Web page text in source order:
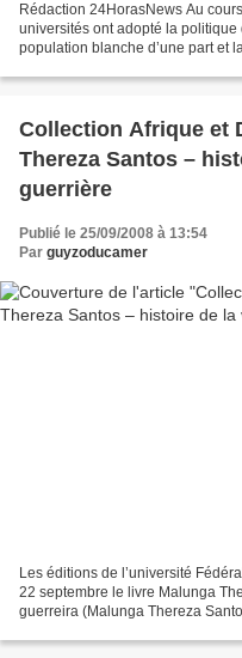
Rédaction 24HorasNews Au
universités ont adopté la
population blanche d’une part et
Collection Afrique et
Thereza Santos –
guerrière
Publié le 25/09/2008 à 13:54
Par guyzoducamer
Les éditions de l’université
22 septembre le livre Malunga
guerreira (Malunga Thereza